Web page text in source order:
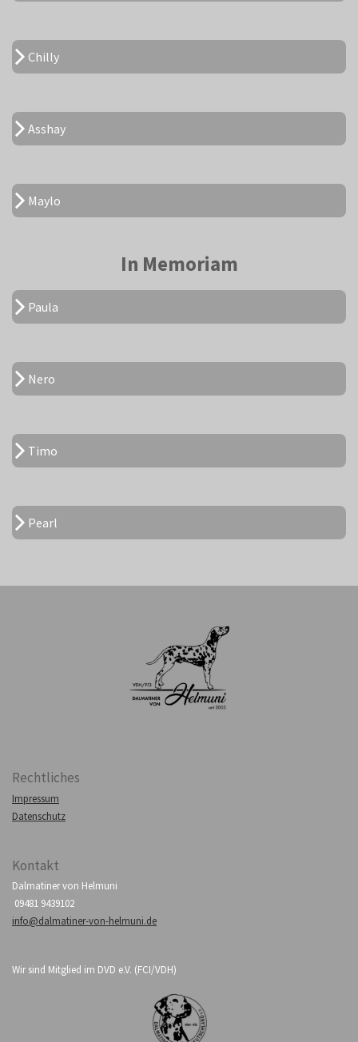
Chilly
Asshay
Maylo
In Memoriam
Paula
Nero
Timo
Pearl
Rechtliches
Impressum
Datenschutz
Kontakt
Dalmatiner von Helmuni
09481 9439102
info@dalmatiner-von-helmuni.de
Wir sind Mitglied im DVD e.V. (FCI/VDH)